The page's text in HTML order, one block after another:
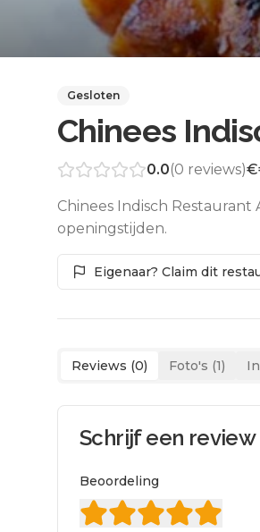
Gesloten
Chinees
0.0(0 reviews)
Chinees Indisch Restaurant
openingstijden.
Eigenaar? Claim dit
Reviews (0) Foto's (1)
Schrijf een review
Beoordeling